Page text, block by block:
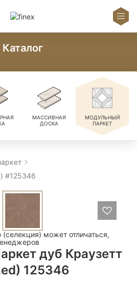
Каталог
МАССИВНАЯ
ДОСКА
МОДУЛЬНЫЙ
ПАРКЕТ
#125346
может отличаться,
дуб Краузетт
125346